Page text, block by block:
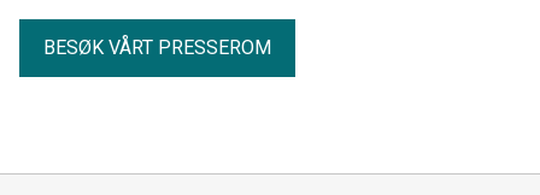
BESØK VÅRT PRESSEROM